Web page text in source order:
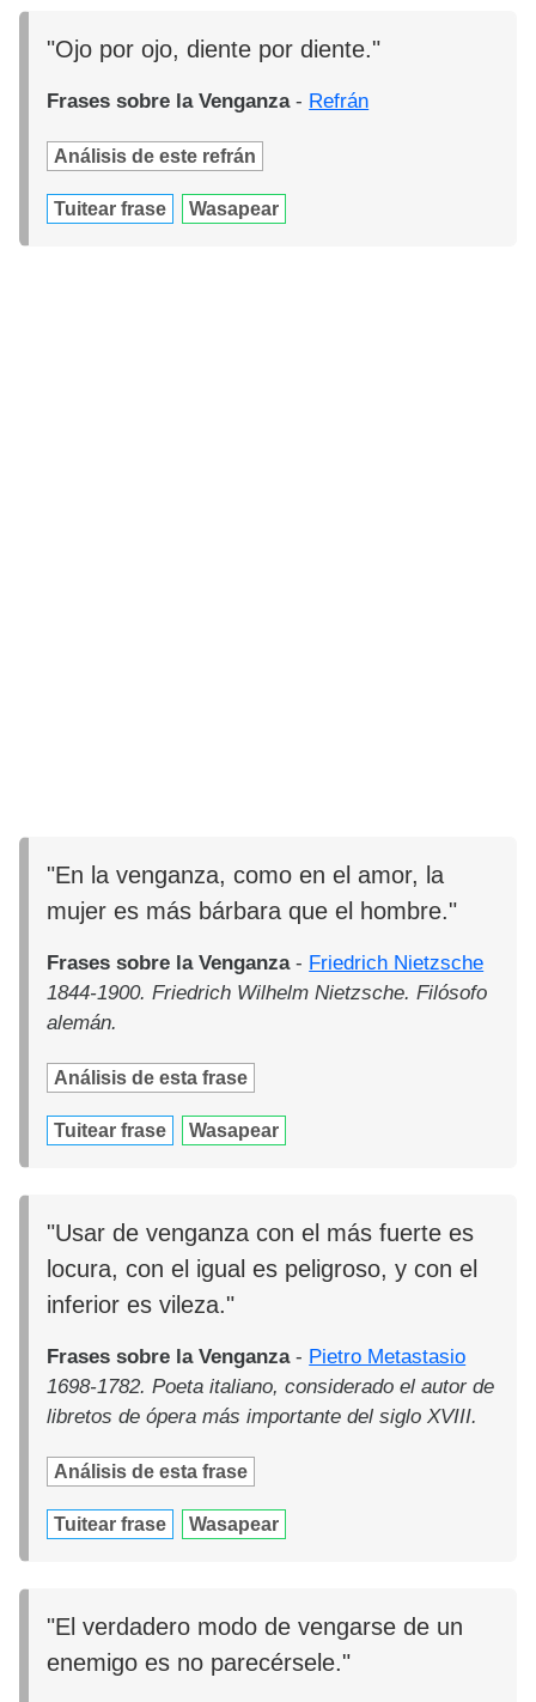
"Ojo por ojo, diente por diente."
Frases sobre la Venganza- Refrán
Análisis de este refrán
Tuitear frase Wasapear
"En la venganza, como en el amor, la
mujer es más bárbara que el hombre."
Frases sobre la Venganza- Friedrich Nietzsche
1844-1900. Friedrich Wilhelm Nietzsche. Filósofo
alemán.
Análisis de esta frase
Tuitear frase Wasapear
"Usar de venganza con el más fuerte es
locura, con el igual es peligroso, y con el
inferior es vileza."
Frases sobre la Venganza- Pietro Metastasio
1698-1782. Poeta italiano, considerado el autor de
libretos de ópera más importante del siglo XVIII.
Análisis de esta frase
Tuitear frase Wasapear
"El verdadero modo de vengarse de un
enemigo es no parecérsele."